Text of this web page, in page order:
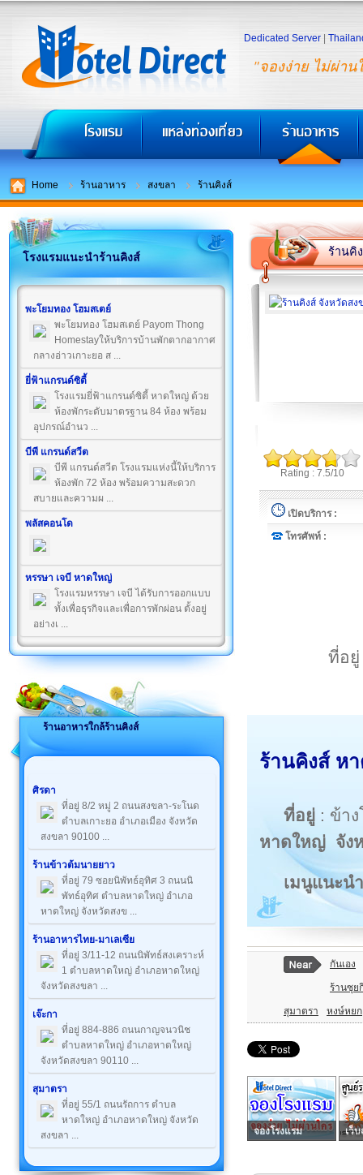
"จองง่าย ไม่ผ่าน
Dedicated Server
Home ร้านอาหาร สงขลา ร้านคิงส์
โรงแรมแนะนำร้านคิงส์
พะโยมทอง โฮมสเตย์
พะโยมทอง โฮมสเตย์ Payom Thong
Homestayให้บริการบ้านพักตากอากาศ
กลางอ่าวเกาะยอ ส ...
ยี่ฟ้าแกรนด์ซิตี้
โรงแรมยี่ฟ้าแกรนด์ซิตี้ หาดใหญ่ ด้วย
ห้องพักระดับมาตรฐาน 84 ห้อง พร้อม
อุปกรณ์อำนว ...
บีพี แกรนด์สวีต
บีพี แกรนด์สวีต โรงแรมแห่งนี้ให้บริการ
ห้องพัก 72 ห้อง พร้อมความสะดวก
สบายและความผ ...
พลัสคอนโด
หรรษา เจบี หาดใหญ่
โรงแรมหรรษา เจบี ได้รับการออกแบบ
ทั้งเพื่อธุรกิจและเพื่อการพักผ่อน ตั้งอยู่
อย่างเ ...
ร้านอาหารใกล้ร้านคิงส์
ศิรดา
ที่อยู่ 8/2 หมู่ 2 ถนนสงขลา-ระโนด
ตำบลเกาะยอ อำเภอเมือง จังหวัด
สงขลา 90100 ...
ร้านข้าวต้มนายยาว
ที่อยู่ 79 ซอยนิพัทธ์อุทิศ 3 ถนนนิ
พัทธ์อุทิศ ตำบลหาดใหญ่ อำเภอ
หาดใหญ่ จังหวัดสงข ...
ร้านอาหารไทย-มาเลเซีย
ที่อยู่ 3/11-12 ถนนนิพัทธ์สงเคราะห์
1 ตำบลหาดใหญ่ อำเภอหาดใหญ่
จังหวัดสงขลา ...
เจ๊ะกา
ที่อยู่ 884-886 ถนนกาญจนวนิช
ตำบลหาดใหญ่ อำเภอหาดใหญ่
จังหวัดสงขลา 90110 ...
สุมาตรา
ที่อยู่ 55/1 ถนนรัถการ ตำบล
หาดใหญ่ อำเภอหาดใหญ่ จังหวัด
สงขลา ...
ร้านคิ
Rating : 7.5/10
เปิดบริการ :
โทรศัพท์ :
ที่อยู่
ร้านคิงส์ ห
ที่อยู่ : ข้า
หาดใหญ่ จัง
เมนูแนะนำ
กันเอง
ร้านซุย
สุมาตรา หงษ์หยก
จองโรงแรม เว็บ